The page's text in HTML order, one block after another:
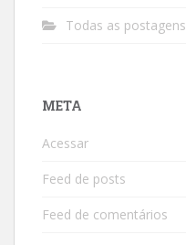
Todas as postagens
META
Acessar
Feed de posts
Feed de comentários